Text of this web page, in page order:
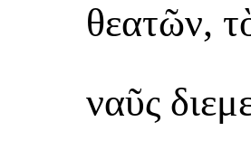
θεατῶν,
ναῦς